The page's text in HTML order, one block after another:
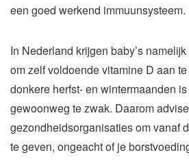
een goed werkend immuunsysteem.
In Nederland krijgen baby’s
om zelf voldoende vitamine D aan
donkere herfst- en wintermaanden
gewoonweg te zwak. Daarom
gezondheidsorganisaties om vanaf
te geven, ongeacht of je